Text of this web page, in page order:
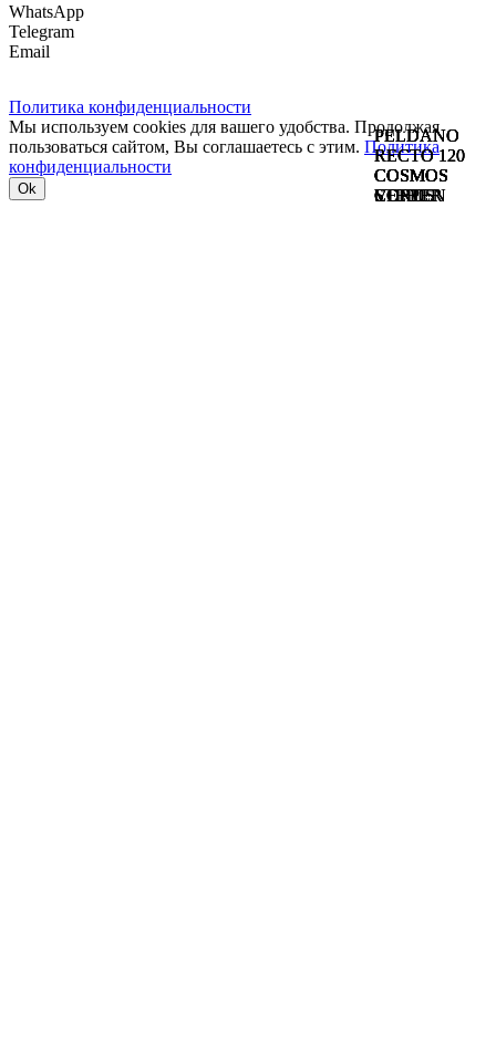
COSMOS
VENUS
COSMOS
CORTEN
COSMOS
COPPER
COSMOS
STEEL
PELDANO
RECTO 120
COSMOS
VENUS
PELDANO
RECTO 120
COSMOS
CORTEN
PELDANO
RECTO 120
COSMOS
COPPER
PELDANO
RECTO 120
COSMOS
STEEL
WhatsApp
Telegram
Email
Политика конфиденциальности
Мы используем cookies для вашего удобства. Продолжая
пользоваться сайтом, Вы соглашаетесь с этим. Политика
конфиденциальности
Ok